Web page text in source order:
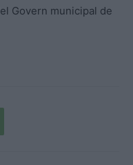
Govern municipal de